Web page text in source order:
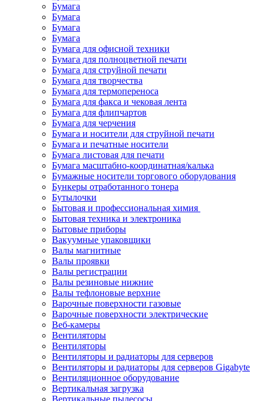
Бумага
Бумага
Бумага
Бумага
Бумага для офисной техники
Бумага для полноцветной печати
Бумага для струйной печати
Бумага для творчества
Бумага для термопереноса
Бумага для факса и чековая лента
Бумага для флипчартов
Бумага для черчения
Бумага и носители для струйной печати
Бумага и печатные носители
Бумага листовая для печати
Бумага масштабно-координатная/калька
Бумажные носители торгового оборудования
Бункеры отработанного тонера
Бутылочки
Бытовая и профессиональная химия
Бытовая техника и электроника
Бытовые приборы
Вакуумные упаковщики
Валы магнитные
Валы проявки
Валы регистрации
Валы резиновые нижние
Валы тефлоновые верхние
Варочные поверхности газовые
Варочные поверхности электрические
Веб-камеры
Вентиляторы
Вентиляторы
Вентиляторы и радиаторы для серверов
Вентиляторы и радиаторы для серверов Gigabyte
Вентиляционное оборудование
Вертикальная загрузка
Вертикальные пылесосы